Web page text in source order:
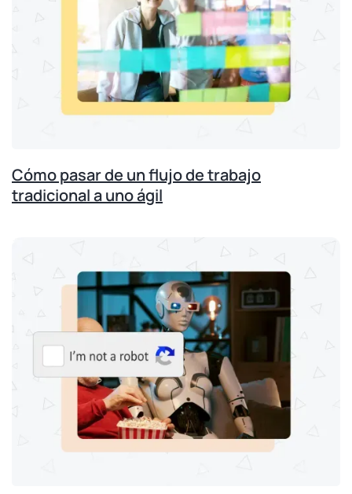
Cómo pasar de un flujo de trabajo
tradicional a uno ágil